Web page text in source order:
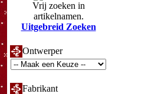
Vrij zoeken in
artikelnamen.
Uitgebreid Zoeken
Ontwerper
Fabrikant